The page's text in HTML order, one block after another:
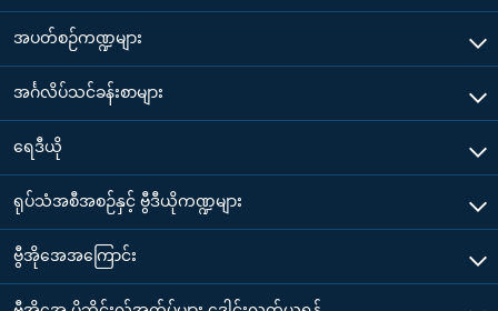
အပတ်စဉ်ကဏ္ဍများ
အင်္ဂလိပ်သင်ခန်းစာများ
ရေဒီယို
ရုပ်သံအစီအစဉ်နှင့် ဗွီဒီယိုကဏ္ဍများ
ဗွီအိုအေအကြောင်း